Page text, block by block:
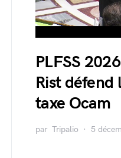
PLFSS
Rist défend
taxe Ocam
par Tripalio 5